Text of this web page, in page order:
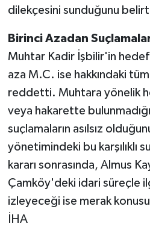
dilekçesini sunduğunu
Birinci Azadan
Muhtar Kadir İşbilir'in
aza M.C. ise hakkındaki
reddetti. Muhtara yönelik
veya hakarette
suçlamaların asılsız
yönetimindeki bu karşılıklı
kararı sonrasında, Almus
Çamköy'deki idari süreçle
izleyeceği ise merak
İHA